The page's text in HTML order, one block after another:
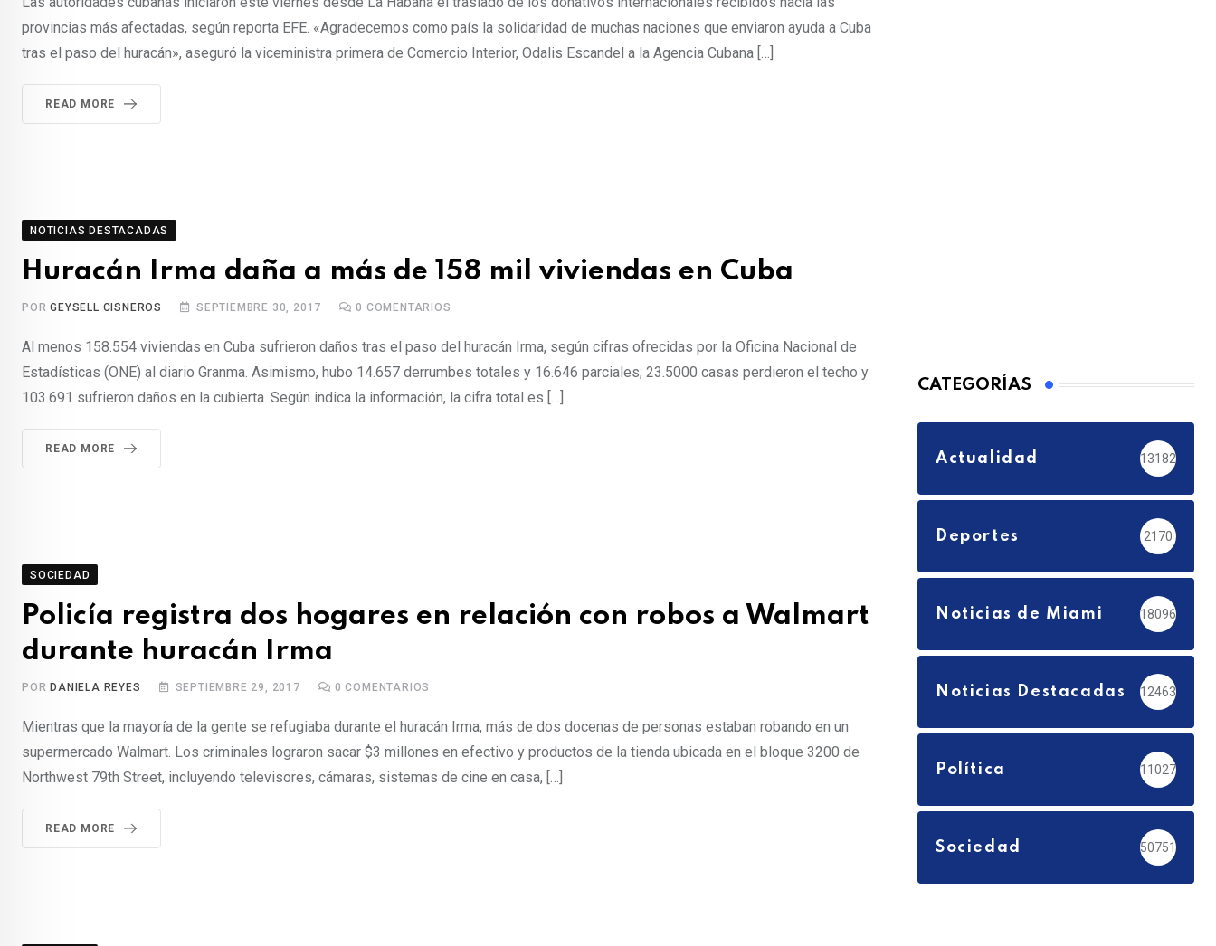
provincias más afectadas, según reporta EFE. «Agradecemos como país la solidaridad de muchas naciones que enviaron ayuda a Cuba
tras el paso del huracán», aseguró la viceministra primera de Comercio Interior, Odalis Escandel a la Agencia Cubana […]
READ MORE
NOTICIAS DESTACADAS
Huracán Irma daña a más de 158 mil viviendas en Cuba
PORGEYSELL CISNEROS SEPTIEMBRE 30, 2017 0 COMENTARIOS
Al menos 158.554 viviendas en Cuba sufrieron daños tras el paso del huracán Irma, según cifras ofrecidas por la Oficina Nacional de
Estadísticas (ONE) al diario Granma. Asimismo, hubo 14.657 derrumbes totales y 16.646 parciales; 23.5000 casas perdieron el techo y
103.691 sufrieron daños en la cubierta. Según indica la información, la cifra total es […]
READ MORE
SOCIEDAD
Policía registra dos hogares en relación con robos a Walmart
durante huracán Irma
POR DANIELA REYES SEPTIEMBRE 29, 2017 0 COMENTARIOS
Mientras que la mayoría de la gente se refugiaba durante el huracán Irma, más de dos docenas de personas estaban robando en un
supermercado Walmart. Los criminales lograron sacar $3 millones en efectivo y productos de la tienda ubicada en el bloque 3200 de
Northwest 79th Street, incluyendo televisores, cámaras, sistemas de cine en casa, […]
READ MORE
CATEGORÍAS
Actualidad 13182
Deportes 2170
Noticias de Miami 18096
Noticias Destacadas 12463
Política 11027
Sociedad 50751